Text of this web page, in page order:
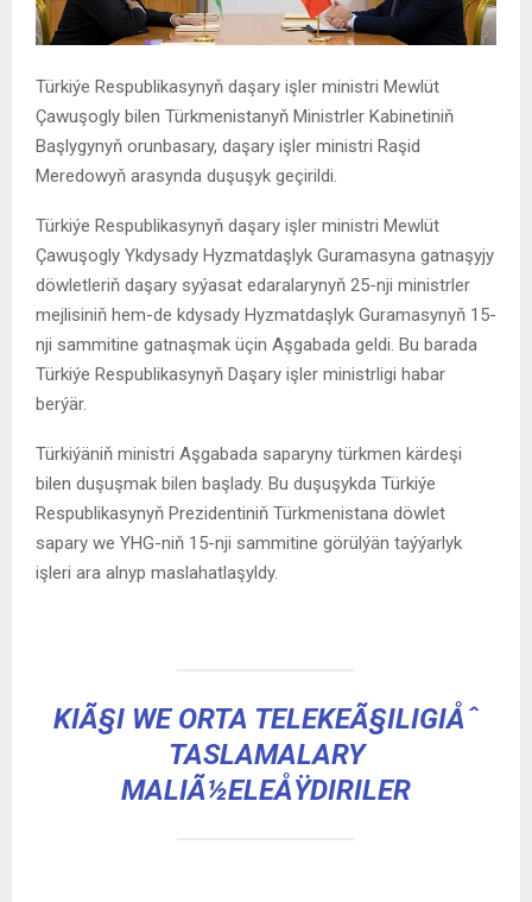
Türkiýe Respublikasynyň daşary işler ministri Mewlüt
Çawuşogly bilen Türkmenistanyň Ministrler Kabinetiniň
Başlygynyň orunbasary, daşary işler ministri Raşid
Meredowyň arasynda duşuşyk geçirildi.
Türkiýe Respublikasynyň daşary işler ministri Mewlüt
Çawuşogly Ykdysady Hyzmatdaşlyk Guramasyna gatnaşyjy
döwletleriň daşary syýasat edaralarynyň 25-nji ministrler
mejlisiniň hem-de kdysady Hyzmatdaşlyk Guramasynyň 15-
nji sammitine gatnaşmak üçin Aşgabada geldi. Bu barada
Türkiýe Respublikasynyň Daşary işler ministrligi habar
berýär.
Türkiýäniň ministri Aşgabada saparyny türkmen kärdeşi
bilen duşuşmak bilen başlady. Bu duşuşykda Türkiýe
Respublikasynyň Prezidentiniň Türkmenistana döwlet
sapary we YHG-niň 15-nji sammitine görülýän taýýarlyk
işleri ara alnyp maslahatlaşyldy.
KIÃ§I WE ORTA TELEKEÃ§ILIGIÅˆ
TASLAMALARY
MALIÃ½ELEÅŸDIRILER